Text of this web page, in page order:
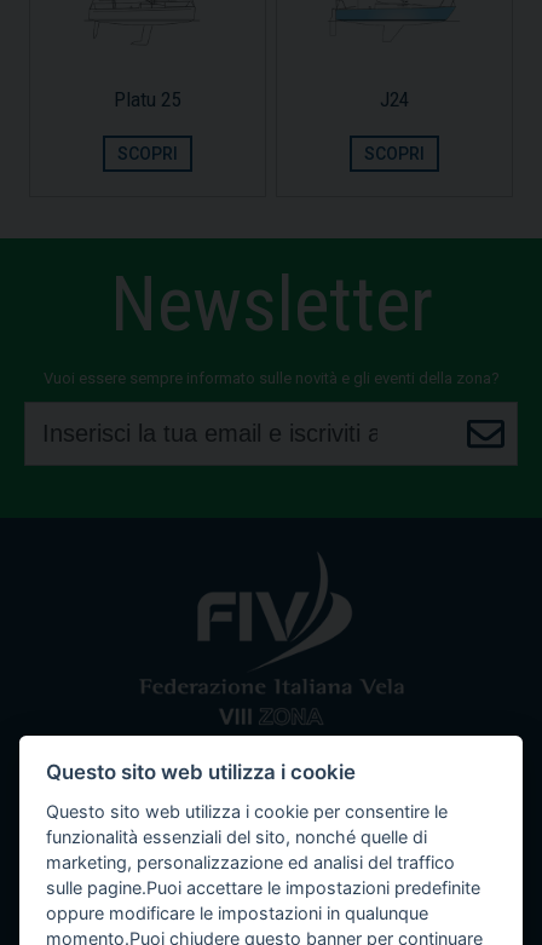
Platu 25
SCOPRI
J24
SCOPRI
Newsletter
Vuoi essere sempre informato sulle novità e gli eventi della zona?
Comitato VIII ZonaFederazione Italiana Vela
Tel / Fax: 080 5351067 Email: segreteria@ottavazona.org
ottavazona@pec.itStadio della Vittoria, 4 Bari (BA) - 70123
C.F. 95003780103
Questo sito web utilizza i cookie
Questo sito web utilizza i cookie per consentire le
funzionalità essenziali del sito, nonché quelle di
marketing, personalizzazione ed analisi del traffico
sulle pagine.Puoi accettare le impostazioni predefinite
oppure modificare le impostazioni in qualunque
momento.Puoi chiudere questo banner per continuare